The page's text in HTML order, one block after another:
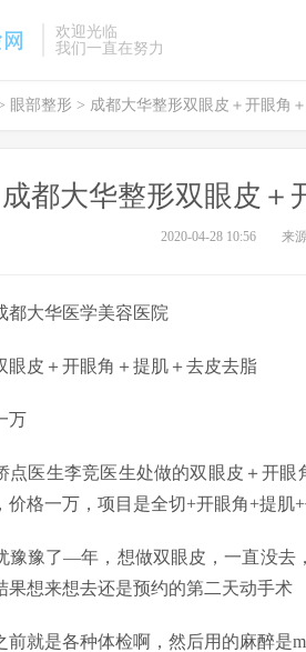
欢迎光临
我们一直在努力
眼部整形 > 成都大华整形双眼皮＋开眼角
成都大华整形双眼皮＋
2020-04-28 10:56 来
大华医学美容医院
皮＋开眼角＋提肌＋去皮去脂
万
生李竞医生处做的双眼皮＋开眼
价格一万，项目是全切+开眼角+提肌+
了—年，想做双眼皮，一直没去，
果想来想去还是预约的第二天动手术
是各种体检啊，然后用的麻醉是